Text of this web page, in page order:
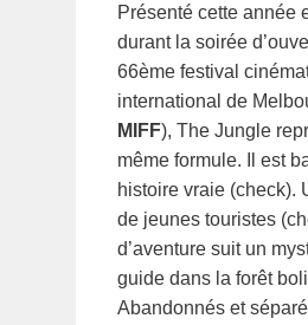
Présenté cette année
durant la soirée
66ème festival
international de
MIFF), The Jungle
même formule. Il est
histoire vraie (check).
de jeunes touristes
d’aventure suit un
guide dans la forêt
Abandonnés et